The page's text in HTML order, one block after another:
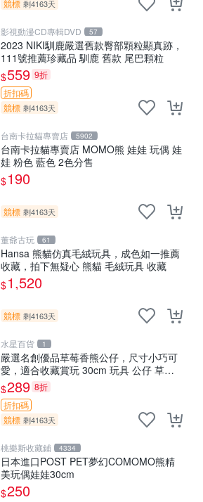
競標 剩4163天
影視動漫CD專輯DVD 57
2023 NIKI馴鹿嚴選舊款臀部顆粒顯真跡，
111號推薦珍藏品 馴鹿 舊款 尾巴顆粒
$559 9折
折扣碼
競標 剩4163天
台南卡拉貓專賣店 5902
台南卡拉貓專賣店 MOMO熊 娃娃 玩偶 娃
娃 粉色 藍色 2色分售
$190
競標 剩4163天
董爺古玩 61
Hansa 熊貓仿真毛絨玩具，成色如一推薦
收藏，拍下無疑心 熊貓 毛絨玩具 收藏
$1,520
競標 剩4163天
水星百貨 1
嚴選名創優品草莓香熊公仔，尺寸小巧可
愛，適合收藏賞玩 30cm 玩具 公仔 草莓
熊
$289 8折
折扣碼
競標 剩4163天
桃樂斯收藏鋪 4334
日本進口POST PET夢幻COMOMO熊精
美玩偶娃娃30cm
$250